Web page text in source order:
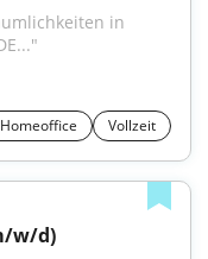
in
Homeoffice Vollzeit
w/d)